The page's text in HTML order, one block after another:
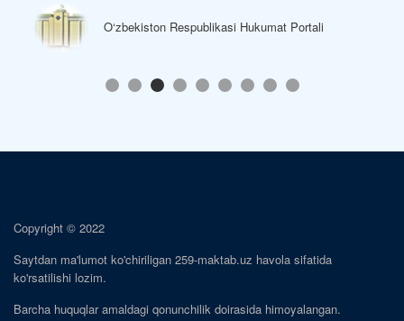
O‘zbekiston Respublikasi Hukumat Portali
Copyright © 2022
Saytdan ma'lumot ko'chiriligan 259-maktab.uz havola sifatida
ko'rsatilishi lozim.
Barcha huquqlar amaldagi qonunchilik doirasida himoyalangan.